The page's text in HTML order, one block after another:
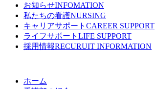
お知らせINFOMATION
私たちの看護NURSING
キャリアサポート CAREER SUPPORT
ライフサポート LIFE SUPPORT
採用情報RECURUIT INFORMATION
ホーム